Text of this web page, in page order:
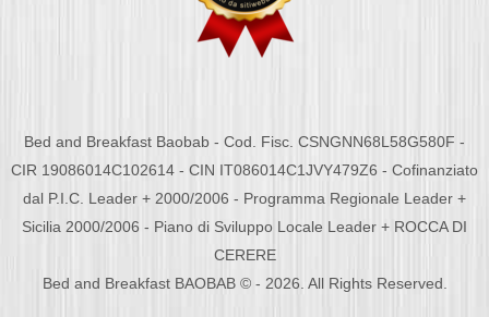
Bed and Breakfast Baobab - Cod. Fisc. CSNGNN68L58G580F -
CIR 19086014C102614 - CIN IT086014C1JVY479Z6 - Cofinanziato
dal P.I.C. Leader + 2000/2006 - Programma Regionale Leader +
Sicilia 2000/2006 - Piano di Sviluppo Locale Leader + ROCCA DI
CERERE
Bed and Breakfast BAOBAB © - 2026. All Rights Reserved.